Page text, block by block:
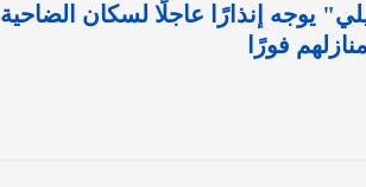
يوجه إنذارًا عاجلًا لسكان الضاحية
فورًا